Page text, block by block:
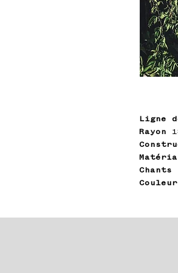
Ligne
Rayon
Chants
Couleur